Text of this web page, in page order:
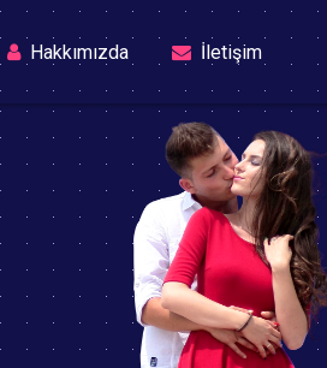
Hakkımızda İletişim